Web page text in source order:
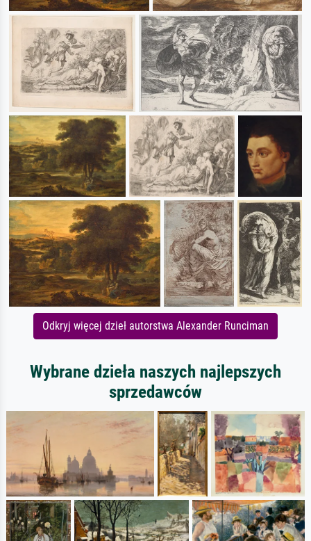
Odkryj więcej dzieł autorstwa Alexander Runciman
Wybrane dzieła naszych najlepszych
sprzedawców